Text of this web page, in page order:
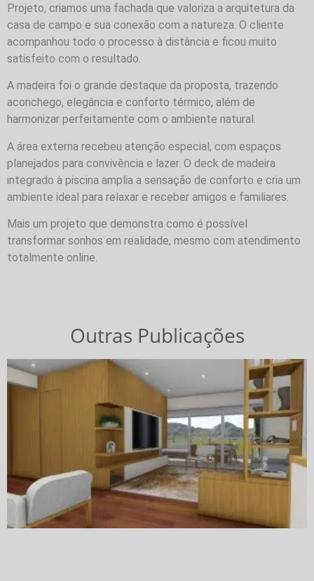
Projeto, criamos uma fachada que valoriza a arquitetura da
casa de campo e sua conexão com a natureza. O cliente
acompanhou todo o processo à distância e ficou muito
satisfeito com o resultado.
A madeira foi o grande destaque da proposta, trazendo
aconchego, elegância e conforto térmico, além de
harmonizar perfeitamente com o ambiente natural.
A área externa recebeu atenção especial, com espaços
planejados para convivência e lazer. O deck de madeira
integrado à piscina amplia a sensação de conforto e cria um
ambiente ideal para relaxar e receber amigos e familiares.
Mais um projeto que demonstra como é possível
transformar sonhos em realidade, mesmo com atendimento
totalmente online.
Outras Publicações